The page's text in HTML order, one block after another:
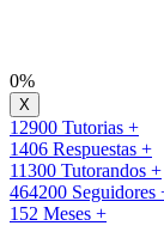
0%
12900 Tutorias +
1406 Respuestas +
11300 Tutorandos +
464200 Seguidores
152 Meses +